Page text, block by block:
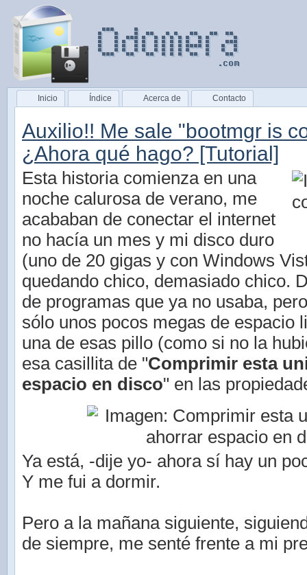
Inicio Índice Acerca de Contacto
Auxilio!! Me sale "bootmgr is
¿Ahora qué hago? [Tutorial]
Esta historia comienza en una
noche calurosa de verano, me
acababan de conectar el internet
no hacía un mes y mi disco duro
(uno de 20 gigas y con Windows
quedando chico, demasiado chico.
de programas que ya no usaba,
sólo unos pocos megas de espacio
una de esas pillo (como si no la
esa casillita de "Comprimir esta
espacio en disco" en las
Ya está, -dije yo- ahora sí hay un
Y me fui a dormir.
Pero a la mañana siguiente,
de siempre, me senté frente a mi